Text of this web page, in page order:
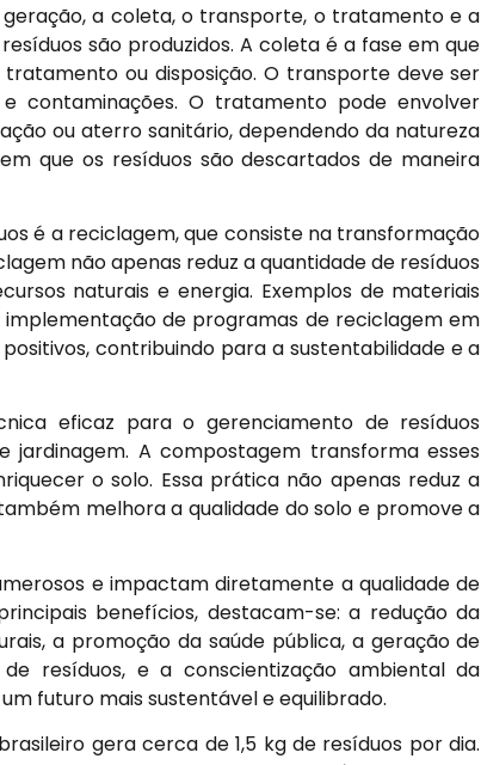
a coleta, o transporte, o tratamento e a
são produzidos. A coleta é a fase em que
ou disposição. O transporte deve ser
contaminações. O tratamento pode envolver
ou aterro sanitário, dependendo da natureza
que os resíduos são descartados de maneira
é a reciclagem, que consiste na transformação
não apenas reduz a quantidade de resíduos
naturais e energia. Exemplos de materiais
de programas de reciclagem em
contribuindo para a sustentabilidade e a
eficaz para o gerenciamento de resíduos
jardinagem. A compostagem transforma esses
o solo. Essa prática não apenas reduz a
melhora a qualidade do solo e promove a
e impactam diretamente a qualidade de
benefícios, destacam-se: a redução da
a promoção da saúde pública, a geração de
resíduos, e a conscientização ambiental da
futuro mais sustentável e equilibrado.
gera cerca de 1,5 kg de resíduos por dia.